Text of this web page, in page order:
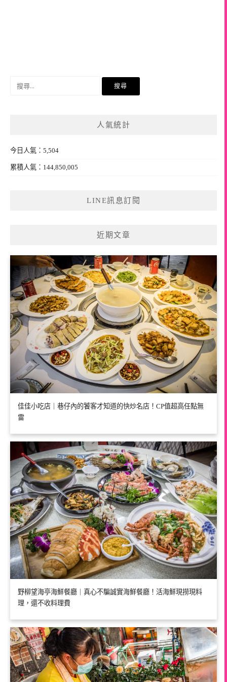
人氣統計
今日人氣：5,504
累積人氣：144,850,005
LINE訊息訂閱
近期文章
佳佳小吃店｜巷仔內的饕客才知道的快炒名店！CP值超高任點無
雷
野柳望海亭海鮮餐廳｜真心不騙誠實海鮮餐廳！活海鮮現撈現料
理，還不收料理費